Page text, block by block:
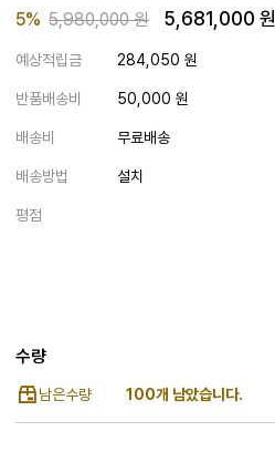
5% Price reduced from
5,980,000 원
to 5,681,000 원
예상적립금 284,050 원
반품배송비 50,000 원
배송비 무료배송
배송방법 설치
평점
수량
남은수량 100개 남았습니다.